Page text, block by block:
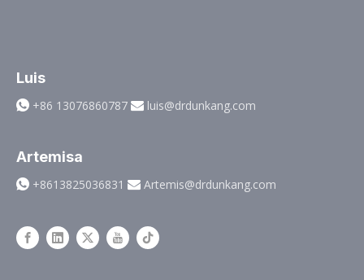
Luis
 +86 13076860787  luis@drdunkang.com
Artemisa
 +8613825036831  Artemis@drdunkang.com